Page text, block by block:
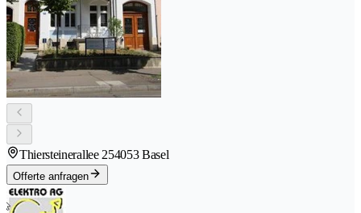
Thiersteinerallee 254053 Basel
Offerte anfragen